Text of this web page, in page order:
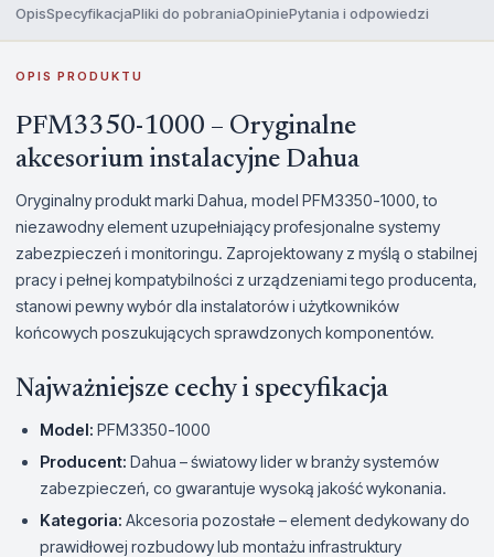
OpisSpecyfikacjaPliki do pobraniaOpiniePytania i odpowiedzi
OPIS PRODUKTU
PFM3350-1000 – Oryginalne
akcesorium instalacyjne Dahua
Oryginalny produkt marki Dahua, model PFM3350-1000, to
niezawodny element uzupełniający profesjonalne systemy
zabezpieczeń i monitoringu. Zaprojektowany z myślą o stabilnej
pracy i pełnej kompatybilności z urządzeniami tego producenta,
stanowi pewny wybór dla instalatorów i użytkowników
końcowych poszukujących sprawdzonych komponentów.
Najważniejsze cechy i specyfikacja
Model: PFM3350-1000
Producent: Dahua – światowy lider w branży systemów
zabezpieczeń, co gwarantuje wysoką jakość wykonania.
Kategoria: Akcesoria pozostałe – element dedykowany do
prawidłowej rozbudowy lub montażu infrastruktury